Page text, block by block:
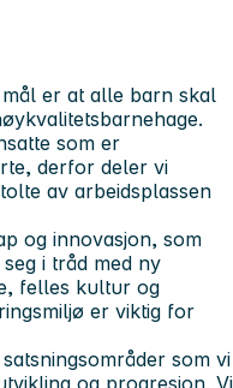
er at alle barn skal
som er
derfor deler vi
av arbeidsplassen
og innovasjon, som
i tråd med ny
felles kultur og
er viktig for
som vi
og progresjon. Vi